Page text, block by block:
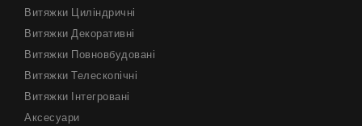
Витяжки Циліндричні
Витяжки Декоративні
Витяжки Повновбудовані
Витяжки Телескопічні
Витяжки Інтегровані
Аксесуари